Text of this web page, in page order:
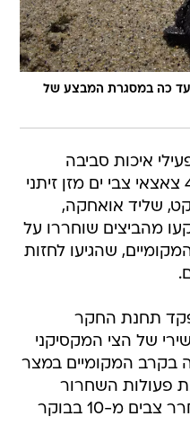
עד כה במסגרת המבצע של
איכות סביבה
שחררו אתמול (שישי) 4,000 צאצאי צבי ים מזן זיתני
שליד אואחקה,
מהביצים שוחררו על
שהגיעו לחזות
תחנת החקר
של הצי המקסיקני
בקרב המקומיים במצר
פעולות השחרור
האלה. היום אנו עומדים לשחרר צבים מ-10 בבוקר